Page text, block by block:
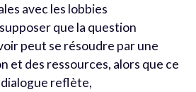
avec les lobbies
que la question
peut se résoudre par une
et des ressources, alors que ce
reflète,